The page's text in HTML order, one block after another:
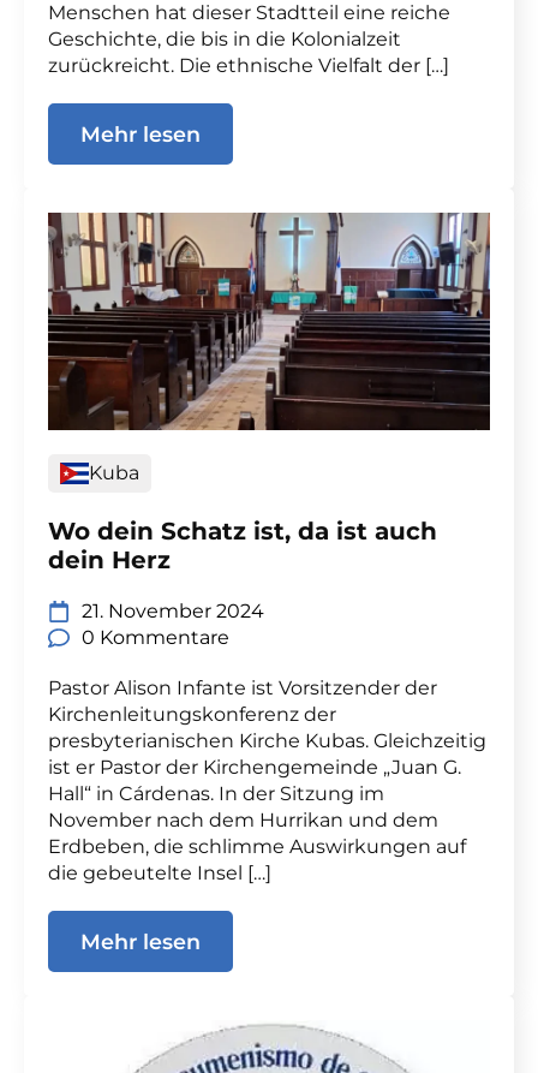
Menschen hat dieser Stadtteil eine reiche
Geschichte, die bis in die Kolonialzeit
zurückreicht. Die ethnische Vielfalt der […]
Mehr lesen
Kuba
Wo dein Schatz ist, da ist auch
dein Herz
21. November 2024
0 Kommentare
Pastor Alison Infante ist Vorsitzender der
Kirchenleitungskonferenz der
presbyterianischen Kirche Kubas. Gleichzeitig
ist er Pastor der Kirchengemeinde „Juan G.
Hall“ in Cárdenas. In der Sitzung im
November nach dem Hurrikan und dem
Erdbeben, die schlimme Auswirkungen auf
die gebeutelte Insel […]
Mehr lesen